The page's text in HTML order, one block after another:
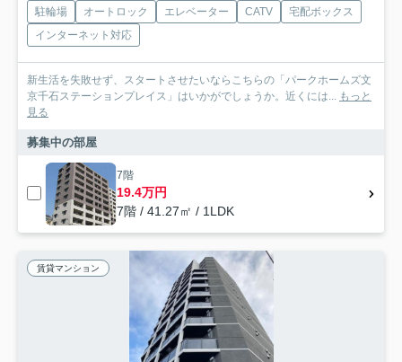
駐輪場 オートロック エレベーター CATV
宅配ボックス
インターネット対応
新生活を失敗せず、スタートさせたいならこちらの「パークホームズ文
京千石ステーションプレイス」はいかがでしょうか。近くには...
もっと
見る
募集中の部屋
7階
19.4万円
7階 / 41.27㎡ / 1LDK
賃貸マンション